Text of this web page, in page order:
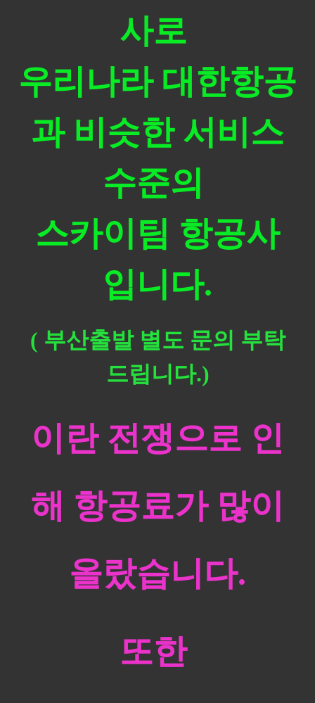
사로
우리나라 대한항공
과 비슷한 서비스
수준의
스카이팀 항공사
입니다.
( 부산출발 별도 문의 부탁
드립니다.)
이란 전쟁으로 인
해 항공료가 많이
올랐습니다.
또한